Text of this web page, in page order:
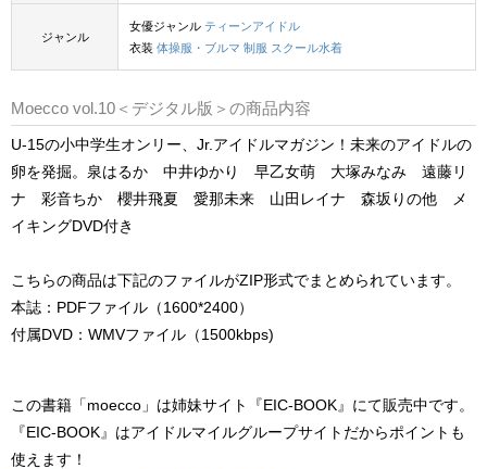
ジャンル
女優ジャンル ティーンアイドル
衣装 体操服・ブルマ 制服 スクール水着
Moecco vol.10＜デジタル版＞の商品内容
U-15の小中学生オンリー、Jr.アイドルマガジン！未来のアイドルの
卵を発掘。泉はるか 中井ゆかり 早乙女萌 大塚みなみ 遠藤リ
ナ 彩音ちか 櫻井飛夏 愛那未来 山田レイナ 森坂りの他 メ
イキングDVD付き
こちらの商品は下記のファイルがZIP形式でまとめられています。
本誌：PDFファイル（1600*2400）
付属DVD：WMVファイル（1500kbps)
この書籍「moecco」は姉妹サイト『EIC-BOOK』にて販売中です。
『EIC-BOOK』はアイドルマイルグループサイトだからポイントも
使えます！